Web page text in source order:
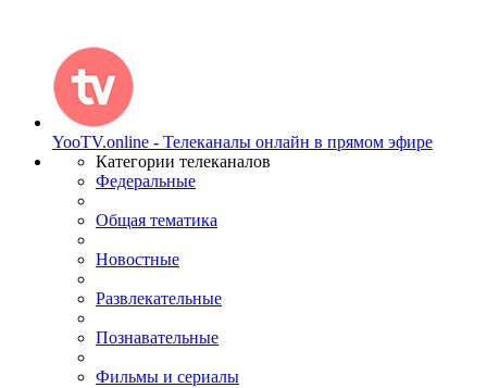
YooTV.online - Телеканалы онлайн в прямом эфире
Категории телеканалов
Федеральные
Общая тематика
Новостные
Развлекательные
Познавательные
Фильмы и сериалы